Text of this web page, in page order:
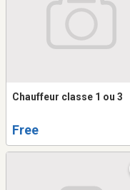
Chauffeur classe 1 ou 3
Free